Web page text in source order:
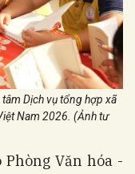
Dịch vụ tổng hợp xã
Nam 2026. (Ảnh tư
Văn hóa -